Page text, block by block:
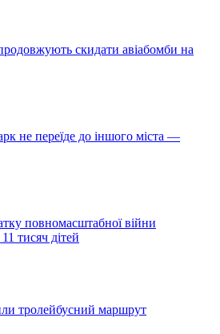
продовжують скидати авіабомби на
не переїде до іншого міста —
повномасштабної війни
тисяч дітей
тролейбусний маршрут